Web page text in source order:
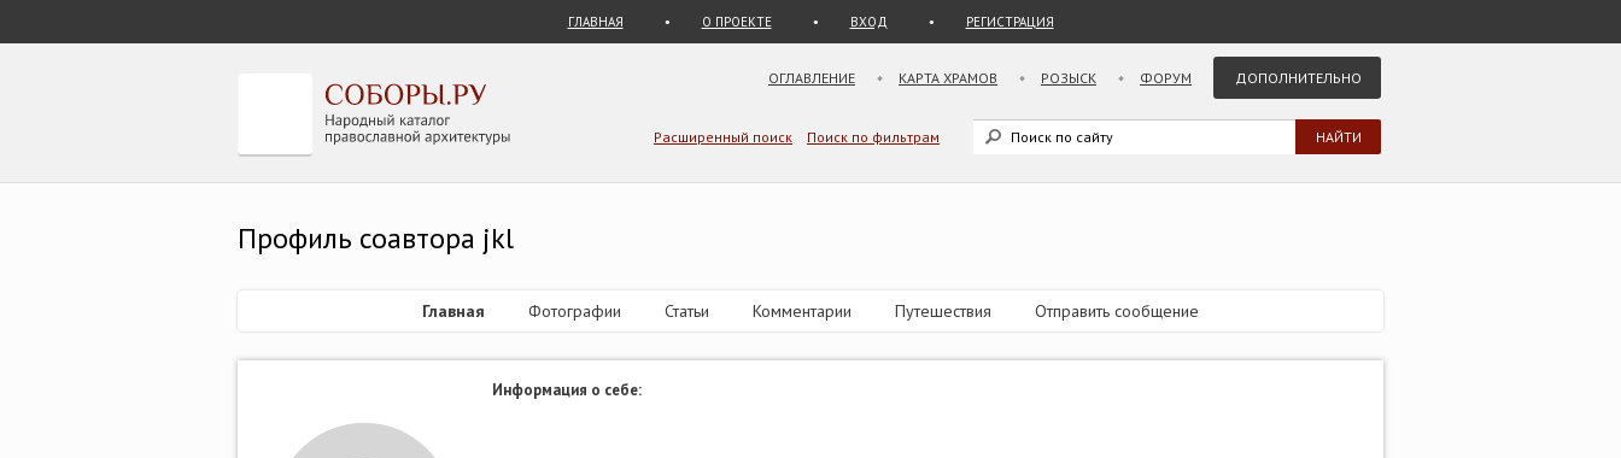
ГЛАВНАЯ О ПРОЕКТЕ ВХОД РЕГИСТРАЦИЯ
ОГЛАВЛЕНИЕ КАРТА ХРАМОВ РОЗЫСК ФОРУМ ДОПОЛНИТЕЛЬНО
Расширенный поиск Поиск по фильтрам
Профиль соавтора jkl
Главная Фотографии Статьи Комментарии Путешествия Отправить сообщение
Информация о себе: